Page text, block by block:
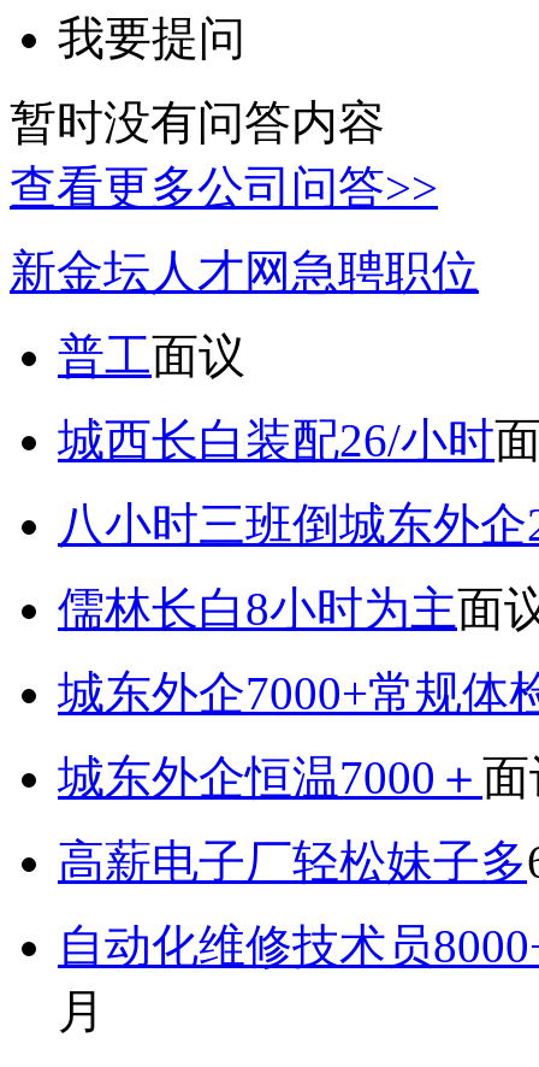
我要提问
暂时没有问答内容
查看更多公司问答>>
新金坛人才网急聘职位
普工面议
城西长白装配26/小时
八小时三班倒城东外企
儒林长白8小时为主面
城东外企7000+常规体
城东外企恒温7000＋
高薪电子厂轻松妹子多
自动化维修技术员
月